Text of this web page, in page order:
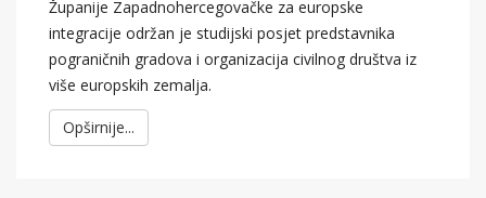
Županije Zapadnohercegovačke za europske
integracije održan je studijski posjet predstavnika
pograničnih gradova i organizacija civilnog društva iz
više europskih zemalja.
Opširnije...